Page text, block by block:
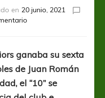
en 20 junio, 2021
la
última
vez
ganaba su sexta
de Juan Román
el “10” se